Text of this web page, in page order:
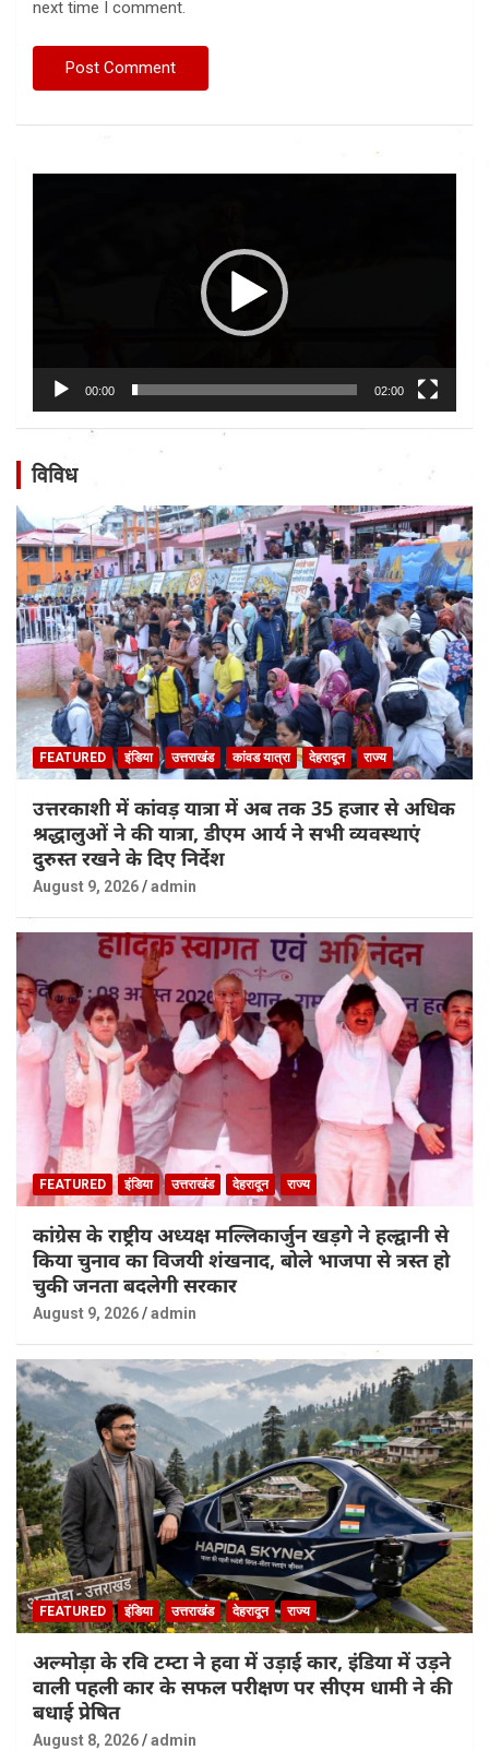
next time I comment.
00:00 02:00
विविध
FEATURED इंडिया उत्तराखंड कांवड यात्रा देहरादून राज्य
उत्तरकाशी में कांवड़ यात्रा में अब तक 35 हजार से अधिक
श्रद्धालुओं ने की यात्रा, डीएम आर्य ने सभी व्यवस्थाएं
दुरुस्त रखने के दिए निर्देश
August 9, 2026 admin
FEATURED इंडिया उत्तराखंड देहरादून राज्य
कांग्रेस के राष्ट्रीय अध्यक्ष मल्लिकार्जुन खड़गे ने हल्द्वानी से
किया चुनाव का विजयी शंखनाद, बोले भाजपा से त्रस्त हो
चुकी जनता बदलेगी सरकार
August 9, 2026 admin
FEATURED इंडिया उत्तराखंड देहरादून राज्य
अल्मोड़ा के रवि टम्टा ने हवा में उड़ाई कार, इंडिया में उड़ने
वाली पहली कार के सफल परीक्षण पर सीएम धामी ने की
बधाई प्रेषित
August 8, 2026 admin